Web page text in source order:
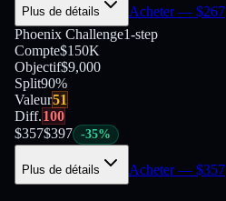
Plus de détails Acheter— $267
Phoenix Challenge1-step
Compte$150K
Objectif$9,000
Split90%
Valeur51
Diff.100
$357$397 -35%
Plus de détails Acheter— $357